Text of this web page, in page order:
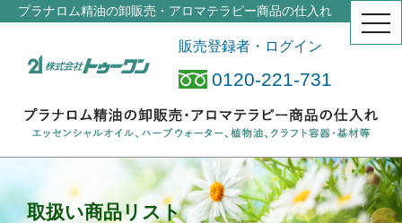
プラナロム精油の卸販売・アロマテラピー商品の仕入れ
販売登録者・ログイン
0120-221-731
取扱い商品リスト